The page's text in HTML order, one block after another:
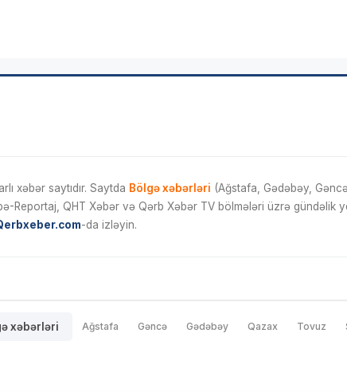
xəbər saytıdır. Saytda Bölgə xəbərləri (Ağstafa, Gədəbəy,
QHT Xəbər və Qərb Xəbər TV bölmələri üzrə gündəlik
-da izləyin.
xəbərləri Ağstafa Gəncə Gədəbəy Qazax Tovuz